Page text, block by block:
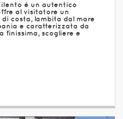
è un autentico
al visitatore un
costa, lambita dal mare
e caratterizzata da
finissima, scogliere e